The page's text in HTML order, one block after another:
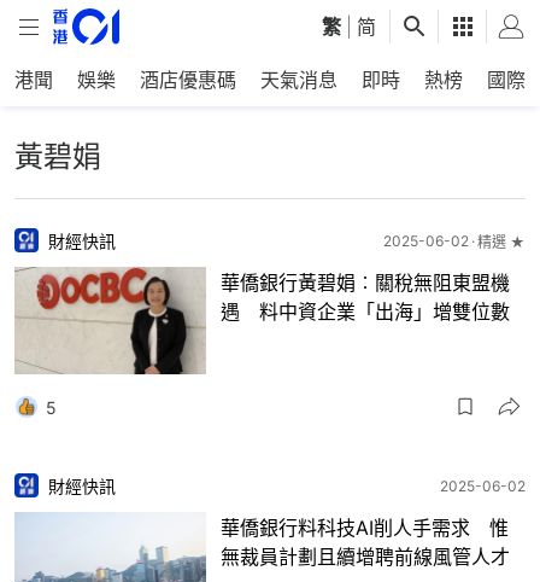
繁 简
港聞 娛樂 酒店優惠碼 天氣消息 即時 熱榜 國際
黃碧娟
財經快訊 2025-06-02 精選 ★
華僑銀行黃碧娟︰關稅無阻東盟機
遇 料中資企業「出海」增雙位數
5
財經快訊 2025-06-02
華僑銀行料科技AI削人手需求 惟
無裁員計劃且續增聘前線風管人才